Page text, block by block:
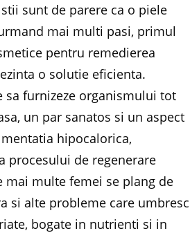
sunt de parere ca o piele
mai multi pasi, primul
pentru remedierea
o solutie eficienta.
furnizeze organismului tot
un par sanatos si un aspect
hipocalorica,
procesului de regenerare
mai multe femei se plang de
si alte probleme care umbresc
bogate in nutrienti si in